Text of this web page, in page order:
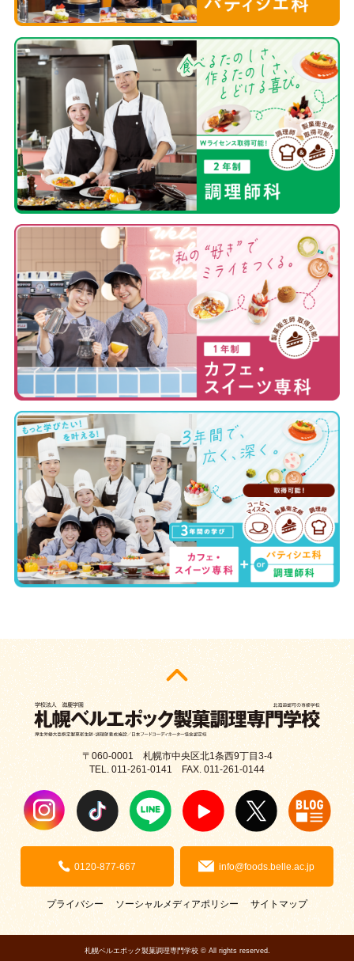
〒060-0001 札幌市中央区北1条西9丁目3-4
TEL. 011-261-0141 FAX. 011-261-0144
0120-877-667 info@foods.belle.ac.jp
プライバシー ソーシャルメディアポリシー サイトマップ
札幌ベルエポック製菓調理専門学校 © All rights reserved.